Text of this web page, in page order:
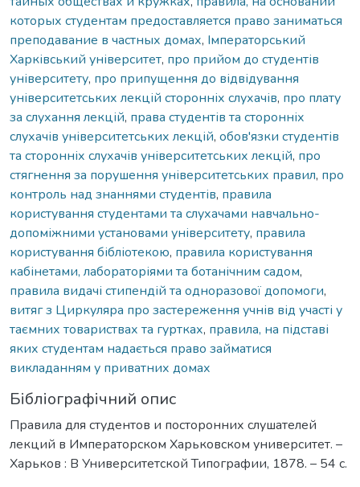
которых студентам предоставляется право заниматься
преподавание в частных домах, Імператорський
Харківський університет, про прийом до студентів
університету, про припущення до відвідування
університетських лекцій сторонніх слухачів, про плату
за слухання лекцій, права студентів та сторонніх
слухачів університетських лекцій, обов'язки студентів
та сторонніх слухачів університетських лекцій, про
стягнення за порушення університетських правил, про
контроль над знаннями студентів, правила
користування студентами та слухачами навчально-
допоміжними установами університету, правила
користування бібліотекою, правила користування
кабінетами, лабораторіями та ботанічним садом,
правила видачі стипендій та одноразової допомоги,
витяг з Циркуляра про застереження учнів від участі у
таємних товариствах та гуртках, правила, на підставі
яких студентам надається право займатися
викладанням у приватних домах
Бібліографічний опис
Правила для студентов и посторонних слушателей
лекций в Императорском Харьковском университет. –
Харьков : В Университетской Типографии, 1878. – 54 с.